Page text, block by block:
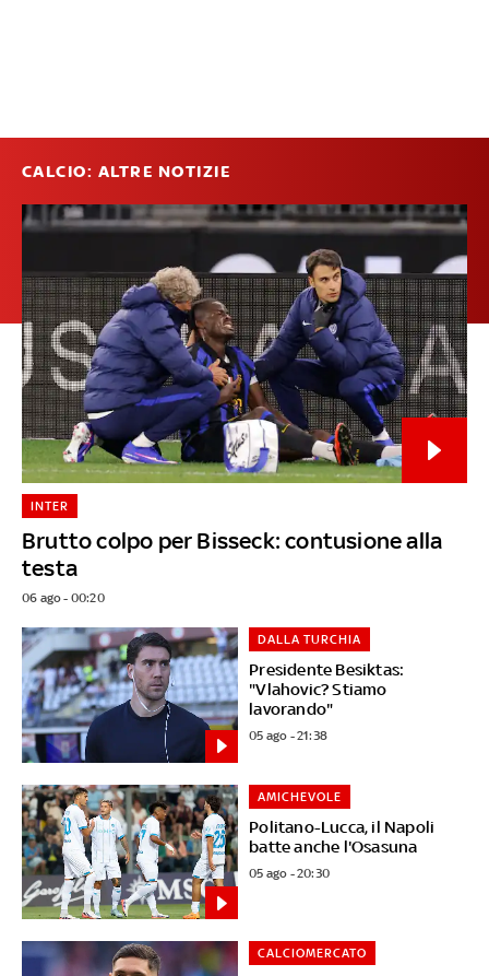
CALCIO: ALTRE NOTIZIE
Brutto colpo per Bisseck: contusione alla
testa
INTER
06 ago - 00:20
Presidente Besiktas:
"Vlahovic? Stiamo
lavorando"
DALLA TURCHIA
05 ago - 21:38
Politano-Lucca, il Napoli
batte anche l'Osasuna
AMICHEVOLE
05 ago - 20:30
CALCIOMERCATO